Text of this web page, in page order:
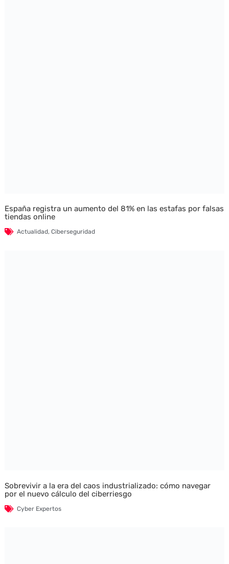
España registra un aumento del 81% en las estafas por falsas
tiendas online
Actualidad, Ciberseguridad
Sobrevivir a la era del caos industrializado: cómo navegar
por el nuevo cálculo del ciberriesgo
Cyber Expertos